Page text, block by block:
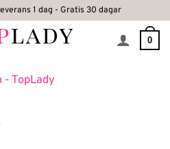
1 dag - Gratis 30 dagar
0